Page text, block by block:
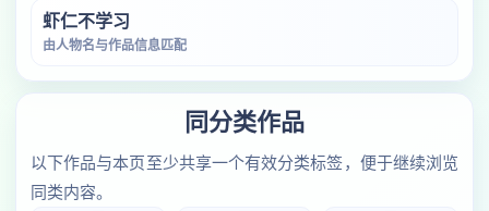
虾仁不学习
由人物名与作品信息匹配
同分类作品
以下作品与本页至少共享一个有效分类标签，便于继续浏览
同类内容。